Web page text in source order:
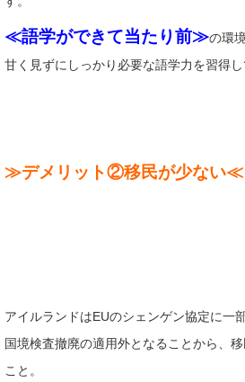
≪語学ができて当たり前≫の環
甘く見ずにしっかり必要な語学力を習得
≫デメリット②移民が少ない≪
アイルランドはEUのシェンゲン協定に一
国境検査撤廃の適用外となることから、
こと。